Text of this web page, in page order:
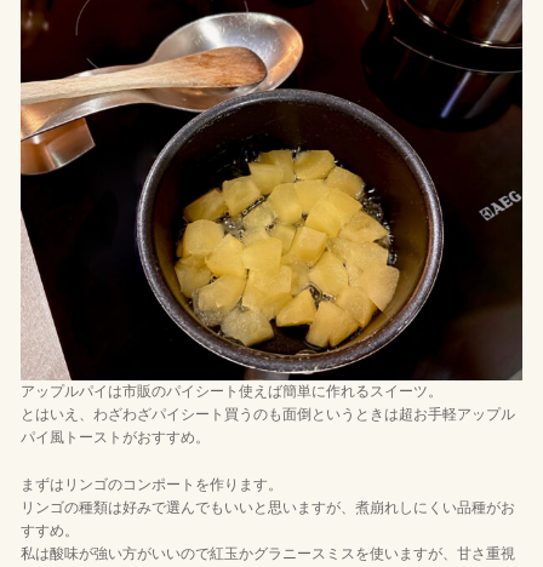
アップルパイは市販のパイシート使えば簡単に作れるスイーツ。
とはいえ、わざわざパイシート買うのも面倒というときは超お手軽アップル
パイ風トーストがおすすめ。
まずはリンゴのコンポートを作ります。
リンゴの種類は好みで選んでもいいと思いますが、煮崩れしにくい品種がお
すすめ。
私は酸味が強い方がいいので紅玉かグラニースミスを使いますが、甘さ重視